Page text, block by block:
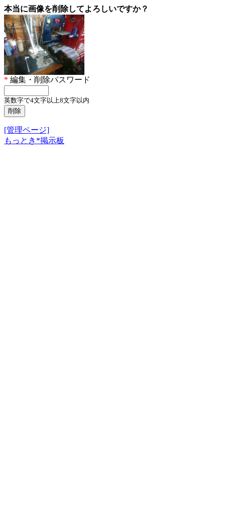
本当に画像を削除してよろしいですか？
* 編集・削除パスワード
英数字で4文字以上8文字以内
[管理ページ]
もっとき*掲示板